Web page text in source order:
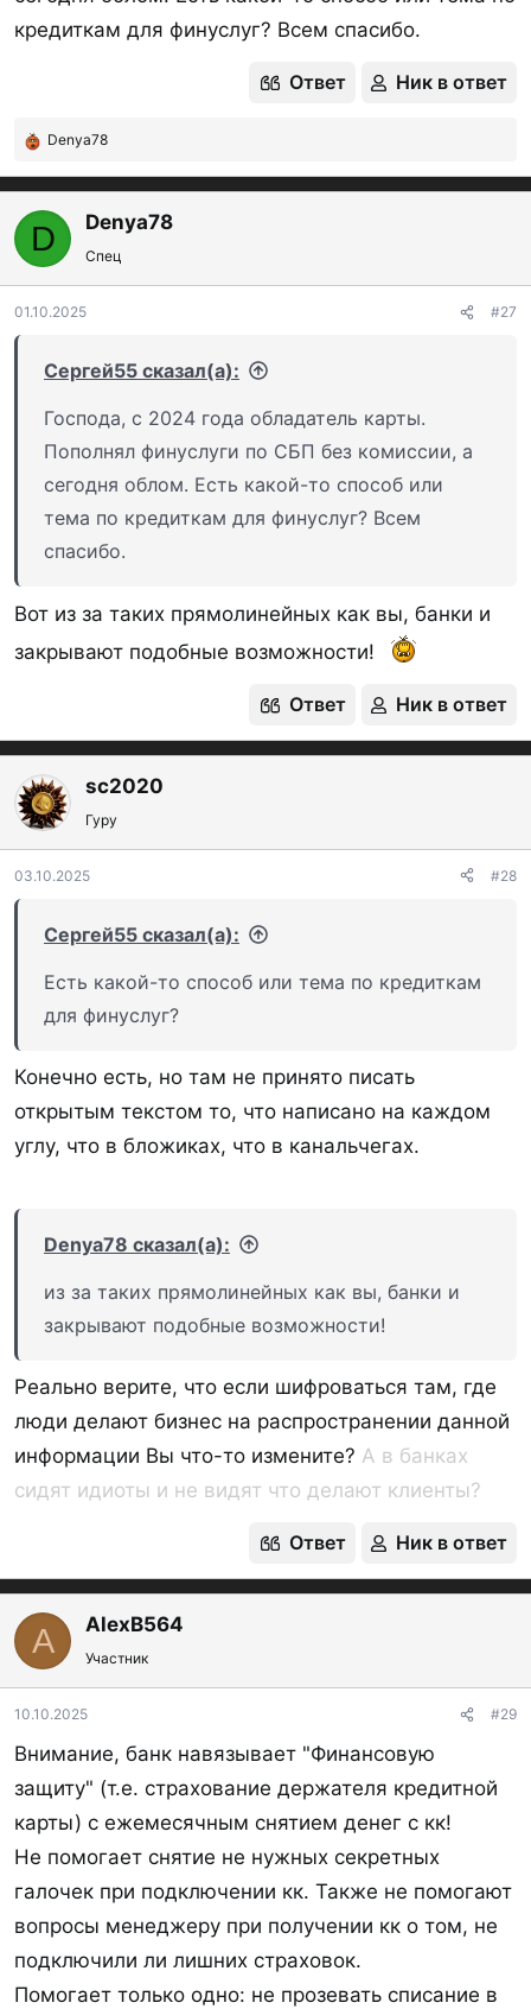
кредиткам для финуслуг? Всем спасибо.
Ответ Ник в ответ
Р
е
а
к
и
и
:
Denya78
D Denya78
Спец
01.10.2025 #27
Сергей55 сказал(а):
Господа, с 2024 года обладатель карты.
Пополнял финуслуги по СБП без комиссии, а
сегодня облом. Есть какой-то способ или
тема по кредиткам для финуслуг? Всем
спасибо.
Вот из за таких прямолинейных как вы, банки и
закрывают подобные возможности!
Ответ Ник в ответ
sc2020
Гуру
03.10.2025 #28
Сергей55 сказал(а):
Есть какой-то способ или тема по кредиткам
для финуслуг?
Конечно есть, но там не принято писать
открытым текстом то, что написано на каждом
углу, что в бложиках, что в канальчегах.
Denya78 сказал(а):
из за таких прямолинейных как вы, банки и
закрывают подобные возможности!
Реально верите, что если шифроваться там, где
люди делают бизнес на распространении данной
информации Вы что-то измените? А в банках
сидят идиоты и не видят что делают клиенты?
Ответ Ник в ответ
A AlexB564
Участник
10.10.2025 #29
Внимание, банк навязывает "Финансовую
защиту" (т.е. страхование держателя кредитной
карты) с ежемесячным снятием денег с кк!
Не помогает снятие не нужных секретных
галочек при подключении кк. Также не помогают
вопросы менеджеру при получении кк о том, не
подключили ли лишних страховок.
Помогает только одно: не прозевать списание в